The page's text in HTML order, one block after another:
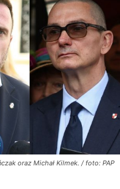
oraz Michał Kilmek. / foto: PAP